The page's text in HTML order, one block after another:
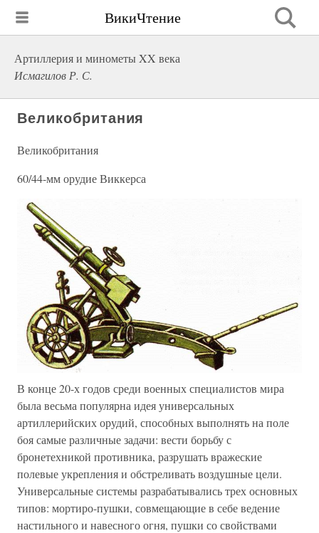
ВикиЧтение
Артиллерия и минометы XX века
Исмагилов Р. С.
Великобритания
Великобритания
60/44-мм орудие Виккерса
В конце 20-х годов среди военных специалистов мира
была весьма популярна идея универсальных
артиллерийских орудий, способных выполнять на поле
боя самые различные задачи: вести борьбу с
бронетехникой противника, разрушать вражеские
полевые укрепления и обстреливать воздушные цели.
Универсальные системы разрабатывались трех основных
типов: мортиро-пушки, совмещающие в себе ведение
настильного и навесного огня, пушки со свойствами